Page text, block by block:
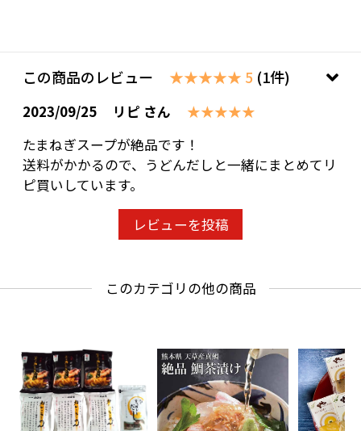
この商品のレビュー ★★★★★ 5 (1件)
2023/09/25 リピ さん
★★★★★
たまねぎスープが絶品です！
送料がかかるので、うどんだしと一緒にまとめてリ
ピ買いしています。
レビューを投稿
このカテゴリの他の商品